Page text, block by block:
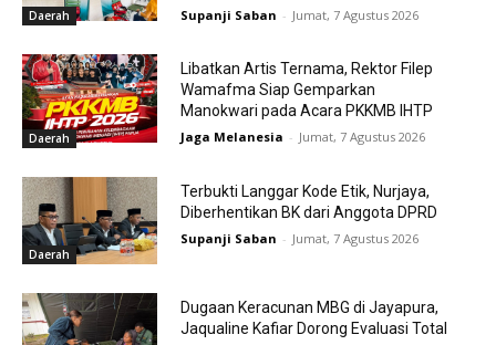
Daerah Supanji Saban - Jumat, 7 Agustus 2026
Daerah
Libatkan Artis Ternama, Rektor Filep
Wamafma Siap Gemparkan
Manokwari pada Acara PKKMB IHTP
Jaga Melanesia - Jumat, 7 Agustus 2026
Daerah
Terbukti Langgar Kode Etik, Nurjaya,
Diberhentikan BK dari Anggota DPRD
Supanji Saban - Jumat, 7 Agustus 2026
Dugaan Keracunan MBG di Jayapura,
Jaqualine Kafiar Dorong Evaluasi Total